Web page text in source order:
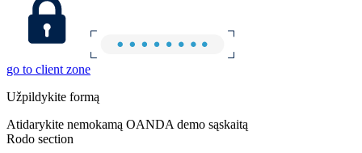
go to client zone
Užpildykite formą
Atidarykite nemokamą OANDA demo sąskaitą
Rodo section